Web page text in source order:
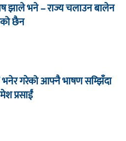
झाले भने – राज्य चलाउन बालेन
छैन
भनेर गरेको आफ्नै भाषण सम्झिँदा
प्रसाईं